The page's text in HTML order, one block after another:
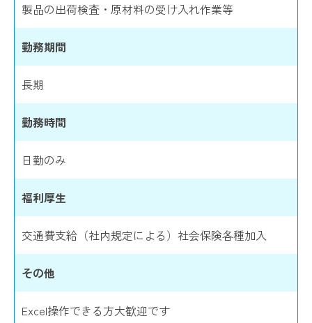
製品の出荷検査・原材料の受け入れ作業等
勤務期間
長期
勤務時間
日勤のみ
福利厚生
交通費支給（社内規定による）社会保険各種加入
その他
Excel操作できる方大歓迎です